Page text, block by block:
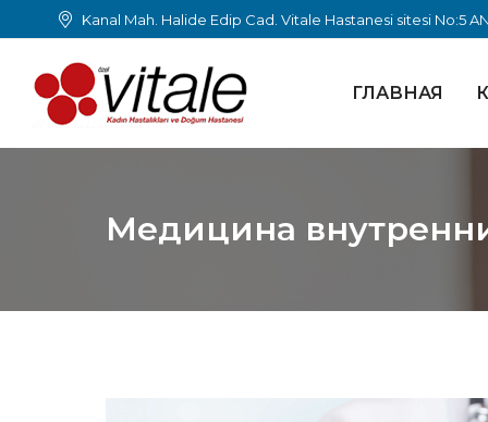
Kanal Mah. Halide Edip Cad. Vitale Hastanesi sitesi No:5
ГЛАВНАЯ
Медицина